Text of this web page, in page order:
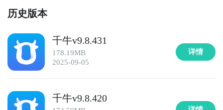
历史版本
千牛v9.8.431
178.19MB
2025-09-05
详情
千牛v9.8.420